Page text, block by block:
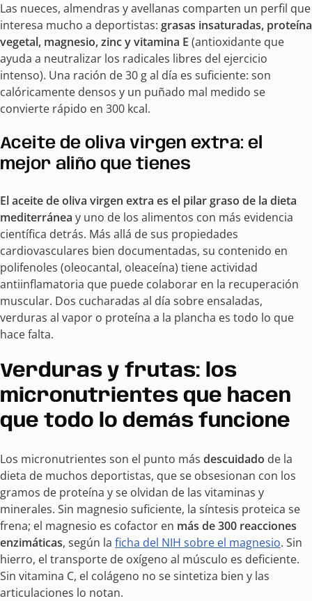
Las nueces, almendras y avellanas comparten un perfil que
interesa mucho a deportistas: grasas insaturadas, proteína
vegetal, magnesio, zinc y vitamina E (antioxidante que
ayuda a neutralizar los radicales libres del ejercicio
intenso). Una ración de 30 g al día es suficiente: son
calóricamente densos y un puñado mal medido se
convierte rápido en 300 kcal.
Aceite de oliva virgen extra: el
mejor aliño que tienes
El aceite de oliva virgen extra es el pilar graso de la dieta
mediterránea y uno de los alimentos con más evidencia
científica detrás. Más allá de sus propiedades
cardiovasculares bien documentadas, su contenido en
polifenoles (oleocantal, oleaceína) tiene actividad
antiinflamatoria que puede colaborar en la recuperación
muscular. Dos cucharadas al día sobre ensaladas,
verduras al vapor o proteína a la plancha es todo lo que
hace falta.
Verduras y frutas: los
micronutrientes que hacen
que todo lo demás funcione
Los micronutrientes son el punto más descuidado de la
dieta de muchos deportistas, que se obsesionan con los
gramos de proteína y se olvidan de las vitaminas y
minerales. Sin magnesio suficiente, la síntesis proteica se
frena; el magnesio es cofactor en más de 300 reacciones
enzimáticas, según la ficha del NIH sobre el magnesio. Sin
hierro, el transporte de oxígeno al músculo es deficiente.
Sin vitamina C, el colágeno no se sintetiza bien y las
articulaciones lo notan.